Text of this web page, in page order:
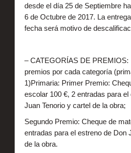
desde el día 25 de Septiembre
6 de Octubre de 2017. La
fecha será motivo de
– CATEGORÍAS DE
premios por cada categoría
1)Primaria: Primer Premio:
escolar 100 €, 2 entradas para
Juan Tenorio y cartel de la obra;
Segundo Premio: Cheque de
entradas para el estreno de Don
de la obra.